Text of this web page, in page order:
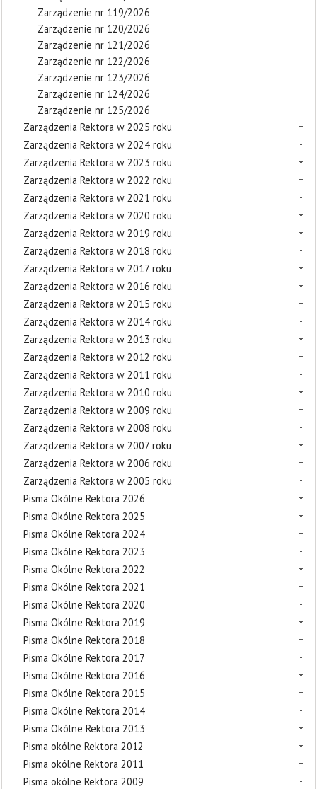
Zarządzenie nr 119/2026
Zarządzenie nr 120/2026
Zarządzenie nr 121/2026
Zarządzenie nr 122/2026
Zarządzenie nr 123/2026
Zarządzenie nr 124/2026
Zarządzenie nr 125/2026
Zarządzenia Rektora w 2025 roku
Zarządzenia Rektora w 2024 roku
Zarządzenia Rektora w 2023 roku
Zarządzenia Rektora w 2022 roku
Zarządzenia Rektora w 2021 roku
Zarządzenia Rektora w 2020 roku
Zarządzenia Rektora w 2019 roku
Zarządzenia Rektora w 2018 roku
Zarządzenia Rektora w 2017 roku
Zarządzenia Rektora w 2016 roku
Zarządzenia Rektora w 2015 roku
Zarządzenia Rektora w 2014 roku
Zarządzenia Rektora w 2013 roku
Zarządzenia Rektora w 2012 roku
Zarządzenia Rektora w 2011 roku
Zarządzenia Rektora w 2010 roku
Zarządzenia Rektora w 2009 roku
Zarządzenia Rektora w 2008 roku
Zarządzenia Rektora w 2007 roku
Zarządzenia Rektora w 2006 roku
Zarządzenia Rektora w 2005 roku
Pisma Okólne Rektora 2026
Pisma Okólne Rektora 2025
Pisma Okólne Rektora 2024
Pisma Okólne Rektora 2023
Pisma Okólne Rektora 2022
Pisma Okólne Rektora 2021
Pisma Okólne Rektora 2020
Pisma Okólne Rektora 2019
Pisma Okólne Rektora 2018
Pisma Okólne Rektora 2017
Pisma Okólne Rektora 2016
Pisma Okólne Rektora 2015
Pisma Okólne Rektora 2014
Pisma Okólne Rektora 2013
Pisma okólne Rektora 2012
Pisma okólne Rektora 2011
Pisma okólne Rektora 2009